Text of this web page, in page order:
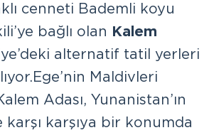
cenneti Bademli koyu
bağlı olan Kalem
alternatif tatil yerleri
Ege’nin Maldivleri
Adası, Yunanistan’ın
karşı karşıya bir konumda